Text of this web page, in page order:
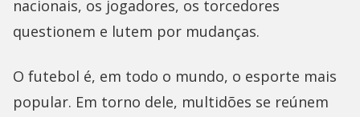
nacionais, os jogadores, os torcedores
questionem e lutem por mudanças.
O futebol é, em todo o mundo, o esporte mais
popular. Em torno dele, multidões se reúnem